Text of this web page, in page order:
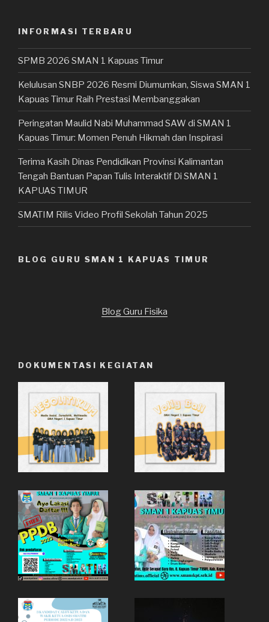
INFORMASI TERBARU
SPMB 2026 SMAN 1 Kapuas Timur
Kelulusan SNBP 2026 Resmi Diumumkan, Siswa SMAN 1
Kapuas Timur Raih Prestasi Membanggakan
Peringatan Maulid Nabi Muhammad SAW di SMAN 1
Kapuas Timur: Momen Penuh Hikmah dan Inspirasi
Terima Kasih Dinas Pendidikan Provinsi Kalimantan
Tengah Bantuan Papan Tulis Interaktif Di SMAN 1
KAPUAS TIMUR
SMATIM Rilis Video Profil Sekolah Tahun 2025
BLOG GURU SMAN 1 KAPUAS TIMUR
Blog Guru Fisika
DOKUMENTASI KEGIATAN